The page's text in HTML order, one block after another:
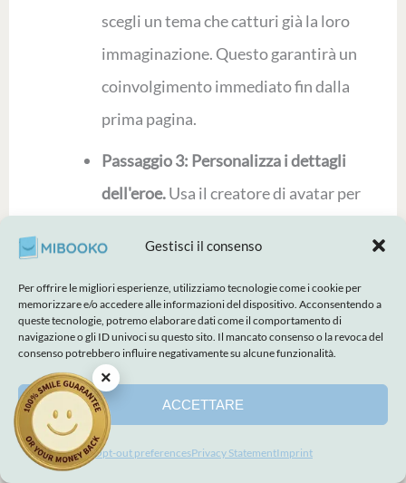
Gestisci il consenso
Per offrire le migliori esperienze, utilizziamo tecnologie come i cookie per
memorizzare e/o accedere alle informazioni del dispositivo. Acconsentendo a
queste tecnologie, potremo elaborare dati come il comportamento di
navigazione o gli ID univoci su questo sito. Il mancato consenso o la revoca del
consenso potrebbero influire negativamente su alcune funzionalità.
ACCETTARE
Opt-out preferencesPrivacy StatementImprint
scegli un tema che catturi già la loro
immaginazione. Questo garantirà un
coinvolgimento immediato fin dalla
prima pagina.
Passaggio 3: Personalizza i dettagli
dell'eroe.Usa il creatore di avatar per
colore degli occhi e il tono della pelle
di tuo figlio. Come abbiamo discusso
in precedenza, il riconoscimento visivo
è la chiave dell'"effetto
autoreferenziale" che potenzia
l'apprendimento.
Passaggio 4: Scegli il formato.
×